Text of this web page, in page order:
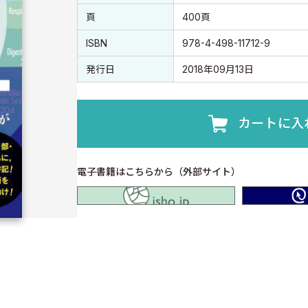
頁 400頁
ISBN 978-4-498-11712-9
発行日 2018年09月13日
カートに入
電子書籍はこちらから（外部サイト）